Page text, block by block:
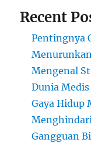
Recent
Pentingnya
Mengenal
Dunia
Gaya Hidup
Gangguan